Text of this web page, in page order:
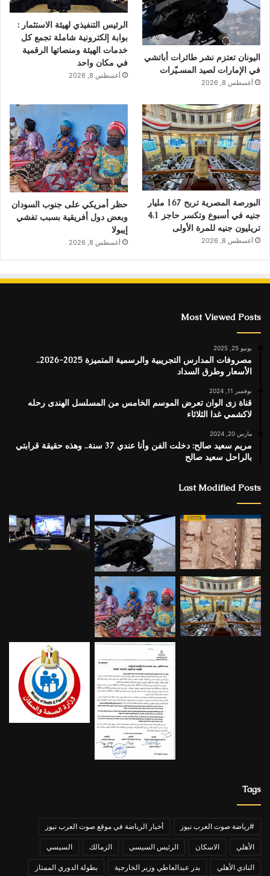
اليونان تعتزم نشر طائرات أباتشي
في الإمارات لصيد المسـيّرات
أغسطس 8, 2026
الرئيس التنفيذي لهيئة الاستثمار :
بوابة إلكترونية شاملة تجمع كل
خدمات الهيئة ومنصاتها الرقمية
في مكان واحد
أغسطس 8, 2026
البورصة المصرية تربح 167 مليار
جنيه في أسبوع وتكسر حاجز 4.1
تريليون جنيه للمرة الأولى
أغسطس 8, 2026
حظر أمريكي على جنوب السودان
وبعض دول أفريقية بسبب تفشي
إيبولا
أغسطس 8, 2026
Most Viewed Posts
يونيو 25, 2025
مصروفات المدارس التجريبية والرسمية المتميزة 2025-2026..
الأسعار وطرق السداد
نوفمبر 11, 2024
قناة زى الوان تعرض الموسم الخامس من المسلسل الهندى رحله
لاكشمي غدا الثلاثاء
مارس 20, 2024
مريم سعيد صالح: دخلت الفن وأنا عندي 37 سنة.. وهذه حقيقة قرابتي
بالراحل سعيد صالح
Last Modified Posts
Tags
#رياضة صوت العرب نيوز أخبار الرياضة في موقع صوت العرب نيوز
الأهلي الاسكان الرئيس السيسي الزمالك السيسي
النادي الأهلي بدر عبدالعاطي وزير الخارجية بطولة الدوري الممتاز